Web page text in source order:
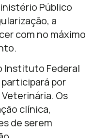
Público
a
com no máximo
Instituto Federal
por
Os
clínica,
de serem